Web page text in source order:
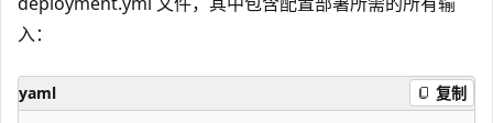
入：
yaml 复制